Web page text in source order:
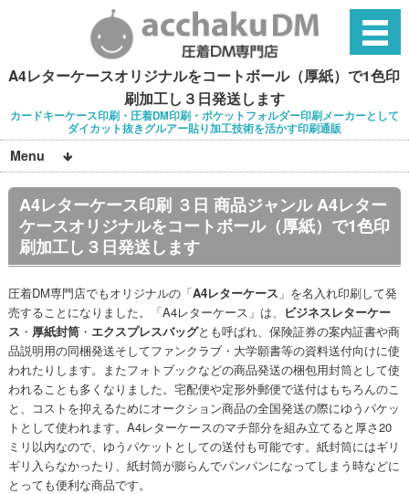
A4レターケースオリジナルをコートボール（厚紙）で1色印
刷加工し３日発送します
カードキーケース印刷・圧着DM印刷・ポケットフォルダー印刷メーカーとして
ダイカット抜きグルアー貼り加工技術を活かす印刷通販
Menu
A4レターケース印刷 ３日 商品ジャンル A4レター
ケースオリジナルをコートボール（厚紙）で1色印
刷加工し３日発送します
圧着DM専門店でもオリジナルの「A4レターケース 」を名入れ印刷して発
売することになりました。「A4レターケース」は、
ビジネスレターケー
ス ・ 厚紙封筒・ エクスプレスバッグとも呼ばれ、保険証券の案内証書や商
品説明用の同梱発送そしてファンクラブ・大学願書等の資料送付向けに使
われたりします。またフォトブックなどの商品発送の梱包用封筒として使
われることも多くなりました。宅配便や定形外郵便で送付はもちろんのこ
と、コストを抑えるためにオークション商品の全国発送の際にゆうパケッ
トとして使われます。A4レターケースのマチ部分を組み立てると厚さ20
ミリ以内なので、ゆうパケットとしての送付も可能です。紙封筒にはギリ
ギリ入らなかったり、紙封筒が膨らんでパンパンになってしまう時などに
とっても便利な商品です。